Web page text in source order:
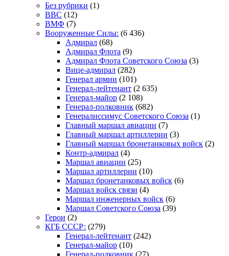
Без рубрики (1)
ВВС (12)
ВМФ (7)
Вооруженные Силы: (6 436)
Адмирал (68)
Адмирал Флота (9)
Адмирал Флота Советского Союза (3)
Вице-адмирал (282)
Генерал армии (101)
Генерал-лейтенант (2 635)
Генерал-майор (2 108)
Генерал-полковник (682)
Генералиссимус Советского Союза (1)
Главный маршал авиации (7)
Главный маршал артиллерии (3)
Главный маршал бронетанковых войск (2)
Контр-адмирал (4)
Маршал авиации (25)
Маршал артиллерии (10)
Маршал бронетанковых войск (6)
Маршал войск связи (4)
Маршал инженерных войск (6)
Маршал Советского Союза (39)
Герои (2)
КГБ СССР: (279)
Генерал-лейтенант (242)
Генерал-майор (10)
Генерал-полковник (27)